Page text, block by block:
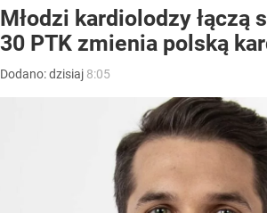
Młodzi kardiolodzy łączą
30 PTK zmienia polską
Dodano:dzisiaj 8:05